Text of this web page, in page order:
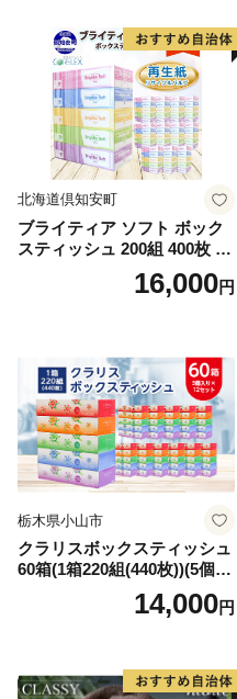
北海道倶知安町
ブライティア ソフト ボック
スティッシュ 200組 400枚 60
箱 日本製 まとめ買い ティッ
シュ リサイクル 長持 防災 常
倶知安町 日用品
16,000円
栃木県小山市
クラリスボックスティッシュ
60箱(1箱220組(440枚))(5個入
り×12セット)【1256759】
14,000円